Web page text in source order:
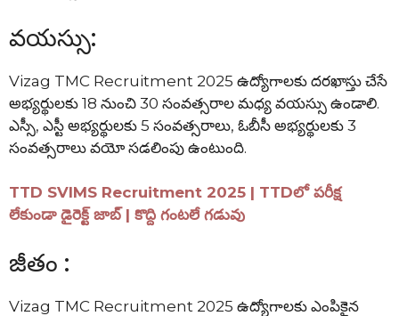
వయస్సు:
Vizag TMC Recruitment 2025 ఉద్యోగాలకు దరఖాస్తు చేసే
అభ్యర్థులకు 18 నుంచి 30 సంవత్సరాల మధ్య వయస్సు ఉండాలి.
ఎస్సీ, ఎస్టీ అభ్యర్థులకు 5 సంవత్సరాలు, ఓబీసీ అభ్యర్థులకు 3
సంవత్సరాలు వయో సడలింపు ఉంటుంది.
TTD SVIMS Recruitment 2025 | TTDలో పరీక్ష
లేకుండా డైరెక్ట్ జాబ్ | కొద్ది గంటలే గడువు
జీతం :
Vizag TMC Recruitment 2025 ఉద్యోగాలకు ఎంపికైన